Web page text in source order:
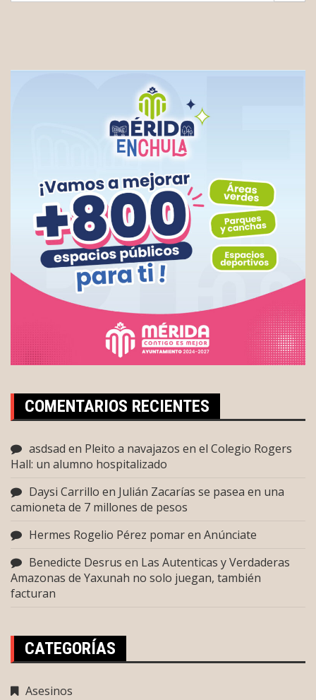
COMENTARIOS RECIENTES
asdsad en Pleito a navajazos en el Colegio Rogers
Hall: un alumno hospitalizado
Daysi Carrillo en Julián Zacarías se pasea en una
camioneta de 7 millones de pesos
Hermes Rogelio Pérez pomaren Anúnciate
Benedicte Desrus en Las Autenticas y Verdaderas
Amazonas de Yaxunah no solo juegan, también
facturan
CATEGORÍAS
Asesinos